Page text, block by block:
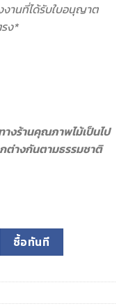
งานที่ได้รับใบอนุญาต
ง*
งร้านคุณภาพไม้เป็นไป
ต่างกันตามธรรมชาติ
80x200 cm. ชิ้น
ซื้อทันที